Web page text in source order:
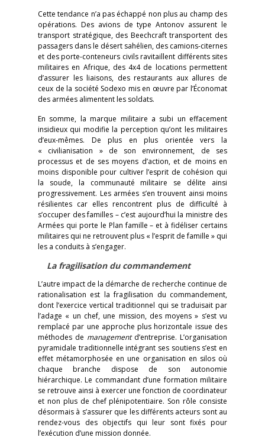
Cette tendance n’a pas échappé non plus au champ des
opérations. Des avions de type Antonov assurent le
transport stratégique, des Beechcraft transportent des
passagers dans le désert sahélien, des camions-citernes
et des porte-conteneurs civils ravitaillent différents sites
militaires en Afrique, des 4x4 de locations permettent
d’assurer les liaisons, des restaurants aux allures de
ceux de la société Sodexo mis en œuvre par l’Économat
des armées alimentent les soldats.
En somme, la marque militaire a subi un effacement
insidieux qui modifie la perception qu’ont les militaires
d’eux-mêmes. De plus en plus orientée vers la
« civilianisation » de son environnement, de ses
processus et de ses moyens d’action, et de moins en
moins disponible pour cultiver l’esprit de cohésion qui
la soude, la communauté militaire se délite ainsi
progressivement. Les armées s’en trouvent ainsi moins
résilientes car elles rencontrent plus de difficulté à
s’occuper des familles – c’est aujourd’hui la ministre des
Armées qui porte le Plan famille – et à fidéliser certains
militaires qui ne retrouvent plus « l’esprit de famille » qui
les a conduits à s’engager.
La fragilisation du commandement
L’autre impact de la démarche de recherche continue de
rationalisation est la fragilisation du commandement,
dont l’exercice vertical traditionnel qui se traduisait par
l’adage « un chef, une mission, des moyens » s’est vu
remplacé par une approche plus horizontale issue des
méthodes de managementd’entreprise. L’organisation
pyramidale traditionnelle intégrant ses soutiens s’est en
effet métamorphosée en une organisation en silos où
chaque branche dispose de son autonomie
hiérarchique. Le commandant d’une formation militaire
se retrouve ainsi à exercer une fonction de coordinateur
et non plus de chef plénipotentiaire. Son rôle consiste
désormais à s’assurer que les différents acteurs sont au
rendez-vous des objectifs qui leur sont fixés pour
l’exécution d’une mission donnée.